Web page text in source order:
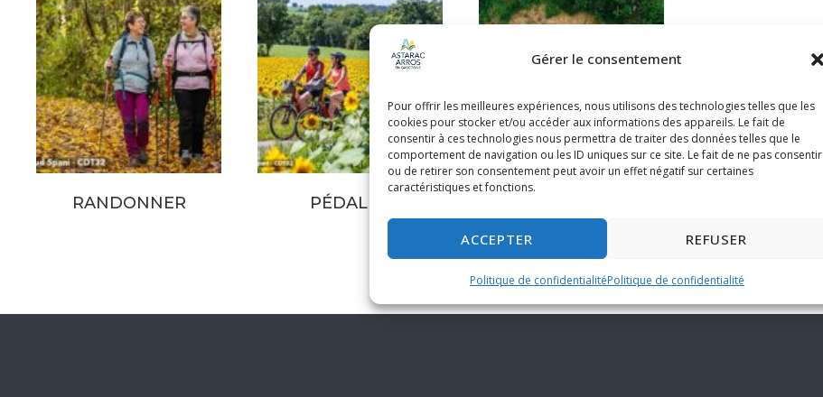
Gérer le consentement
Pour offrir les meilleures expériences, nous utilisons des technologies telles que les
cookies pour stocker et/ou accéder aux informations des appareils. Le fait de
consentir à ces technologies nous permettra de traiter des données telles que le
comportement de navigation ou les ID uniques sur ce site. Le fait de ne pas consentir
ou de retirer son consentement peut avoir un effet négatif sur certaines
caractéristiques et fonctions.
ACCEPTER REFUSER
Politique de confidentialitéPolitique de confidentialité
RANDONNER PÉDALER